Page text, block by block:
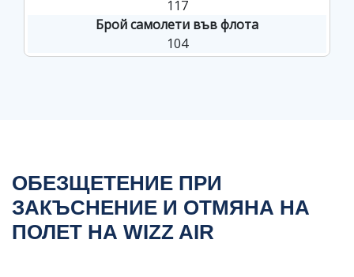
117
Брой самолети във флота
104
ОБЕЗЩЕТЕНИЕ ПРИ
ЗАКЪСНЕНИЕ И ОТМЯНА НА
ПОЛЕТ НА WIZZ AIR